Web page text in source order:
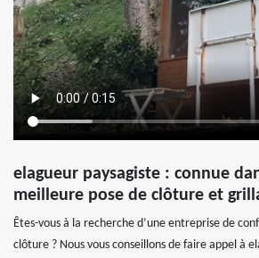
elagueur paysagiste : connue
meilleure pose de clôture et
Êtes-vous à la recherche d’une entreprise de
clôture ? Nous vous conseillons de faire appel à